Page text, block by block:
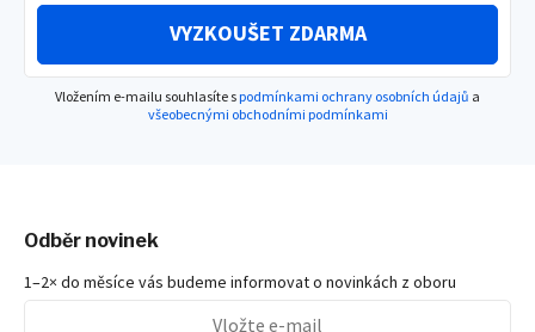
VYZKOUŠET ZDARMA
Vložením e-mailu souhlasíte spodmínkami ochrany osobních údajů a
všeobecnými obchodními podmínkami
Odběr novinek
1–2× do měsíce vás budeme informovat o novinkách z oboru